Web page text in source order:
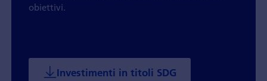
obiettivi.
Investimenti in titoli SDG